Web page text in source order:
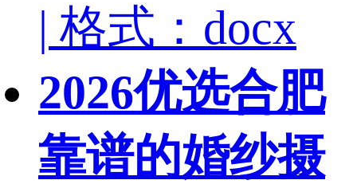
| 格式：docx
2026优选合肥
靠谱的婚纱摄